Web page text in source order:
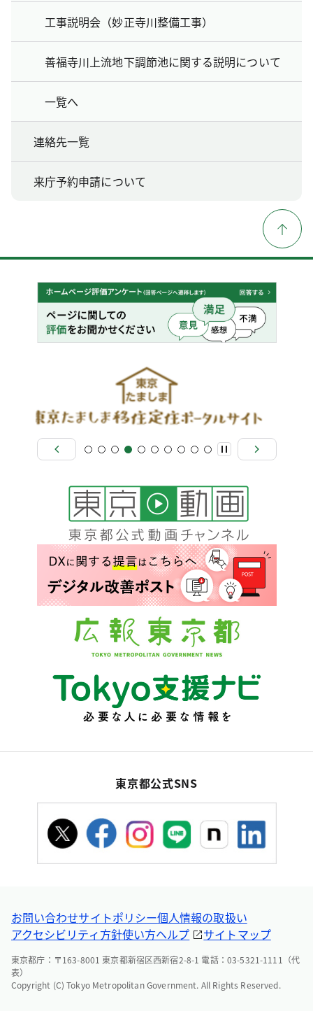
工事説明会（妙正寺川整備工事）
善福寺川上流地下調節池に関する説明について
一覧へ
連絡先一覧
来庁予約申請について
東京都公式SNS
お問い合わせサイトポリシー個人情報の取扱い
アクセシビリティ方針使い方ヘルプ サイトマップ
東京都庁：〒163-8001 東京都新宿区西新宿2-8-1 電話：03-5321-1111（代
表）
Copyright (C) Tokyo Metropolitan Government. All Rights Reserved.